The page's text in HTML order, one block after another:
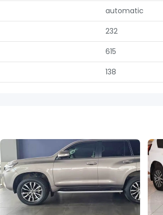
automatic
232
615
138